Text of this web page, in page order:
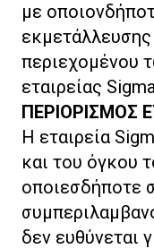
με
περιεχομένου
εταιρείας
ΠΕΡΙΟΡΙΣΜΟΣ
Η εταιρεία
και του όγκου
οποιεσδήποτε
δεν ευθύνεται